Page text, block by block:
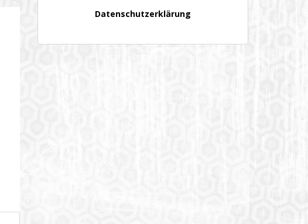
Datenschutzerklärung